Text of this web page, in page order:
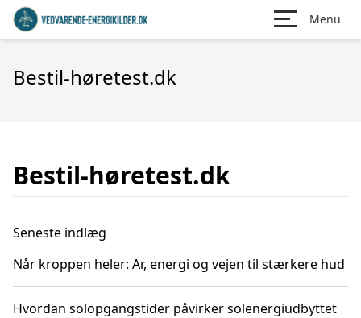
Menu
Bestil-høretest.dk
Bestil-høretest.dk
Seneste indlæg
Når kroppen heler: Ar, energi og vejen til stærkere hud
Hvordan solopgangstider påvirker solenergiudbyttet